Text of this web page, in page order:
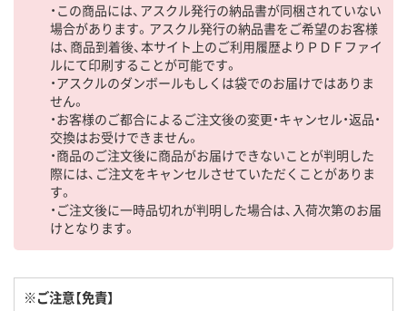
・この商品には、アスクル発行の納品書が同梱されていない
場合があります。アスクル発行の納品書をご希望のお客様
は、商品到着後、本サイト上のご利用履歴よりＰＤＦファイ
ルにて印刷することが可能です。
・アスクルのダンボールもしくは袋でのお届けではありま
せん。
・お客様のご都合によるご注文後の変更・キャンセル・返品・
交換はお受けできません。
・商品のご注文後に商品がお届けできないことが判明した
際には、ご注文をキャンセルさせていただくことがありま
す。
・ご注文後に一時品切れが判明した場合は、入荷次第のお届
けとなります。
※ご注意【免責】